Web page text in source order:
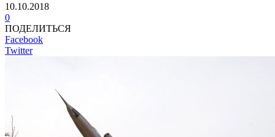
10.10.2018
0
ПОДЕЛИТЬСЯ
Facebook
Twitter